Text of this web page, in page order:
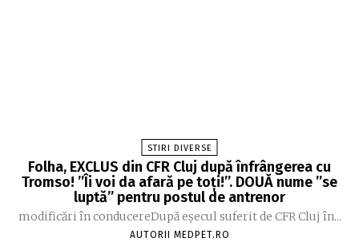
STIRI DIVERSE
Folha, EXCLUS din CFR Cluj după înfrângerea cu
Tromso! ”Îi voi da afară pe toți!”. DOUĂ nume ”se
luptă” pentru postul de antrenor
modificări în conducereDupă eșecul suferit de CFR Cluj în...
AUTORII MEDPET.RO